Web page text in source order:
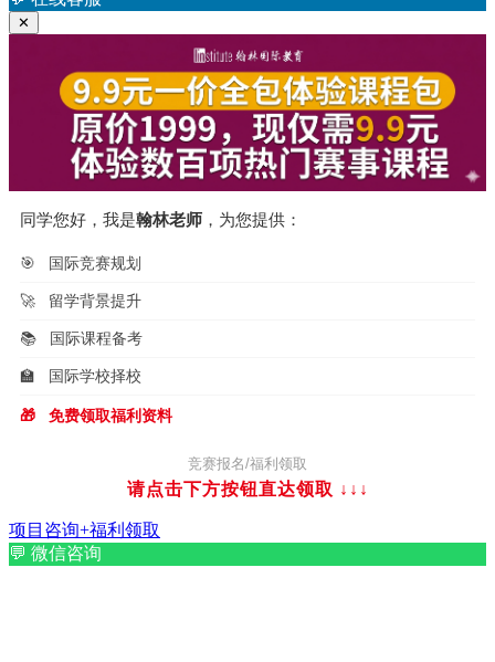
航
✕
同学您好，我是翰林老师 ，为您提供：
🎯 国际竞赛规划
🚀 留学背景提升
📚 国际课程备考
🏫 国际学校择校
🎁 免费领取福利资料
竞赛报名/福利领取
请点击下方按钮直达领取 ↓↓↓
项目咨询+福利领取
💬 微信咨询